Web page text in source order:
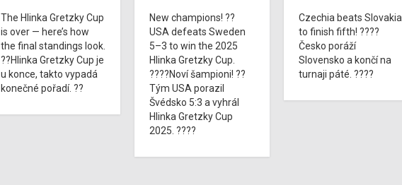
The Hlinka Gretzky Cup
is over — here’s how
the final standings look.
??Hlinka Gretzky Cup je
u konce, takto vypadá
konečné pořadí. ??
New champions! ??
USA defeats Sweden
5–3 to win the 2025
Hlinka Gretzky Cup.
????Noví šampioni! ??
Tým USA porazil
Švédsko 5:3 a vyhrál
Hlinka Gretzky Cup
2025. ????
Czechia beats Slovakia
to finish fifth! ????
Česko poráží
Slovensko a končí na
turnaji páté. ????